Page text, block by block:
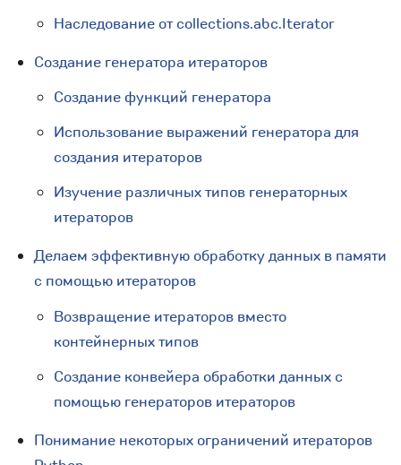
Наследование от collections.abc.Iterator
Создание генератора итераторов
Создание функций генератора
Использование выражений генератора для
создания итераторов
Изучение различных типов генераторных
итераторов
Делаем эффективную обработку данных в памяти
с помощью итераторов
Возвращение итераторов вместо
контейнерных типов
Создание конвейера обработки данных с
помощью генераторов итераторов
Понимание некоторых ограничений итераторов